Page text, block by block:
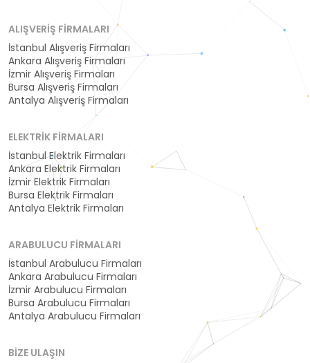
ALIŞVERIŞ FIRMALARI
İstanbul Alışveriş Firmaları
Ankara Alışveriş Firmaları
İzmir Alışveriş Firmaları
Bursa Alışveriş Firmaları
Antalya Alışveriş Firmaları
ELEKTRIK FIRMALARI
İstanbul Elektrik Firmaları
Ankara Elektrik Firmaları
İzmir Elektrik Firmaları
Bursa Elektrik Firmaları
Antalya Elektrik Firmaları
ARABULUCU FIRMALARI
İstanbul Arabulucu Firmaları
Ankara Arabulucu Firmaları
İzmir Arabulucu Firmaları
Bursa Arabulucu Firmaları
Antalya Arabulucu Firmaları
BIZE ULAŞIN